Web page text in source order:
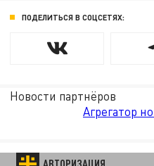
ПОДЕЛИТЬСЯ В СОЦСЕТЯХ:
Новости партнёров
Агрегатор